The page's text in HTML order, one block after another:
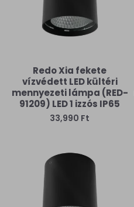
Redo Xia fekete
vízvédett LED kültéri
mennyezeti lámpa (RED-
91209) LED 1 izzós IP65
33,990 Ft